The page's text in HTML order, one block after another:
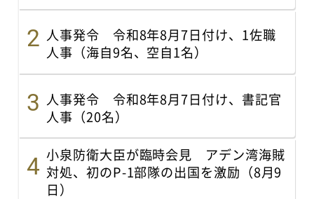
人事発令 令和8年8月7日付け、1佐職
人事（海自9名、空自1名）
人事発令 令和8年8月7日付け、書記官
人事（20名）
小泉防衛大臣が臨時会見 アデン湾海賊
対処、初のP-1部隊の出国を激励（8月9
日）